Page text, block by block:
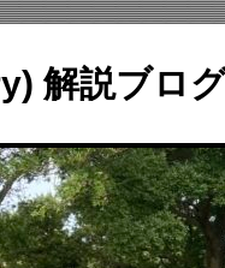
解説ブロ